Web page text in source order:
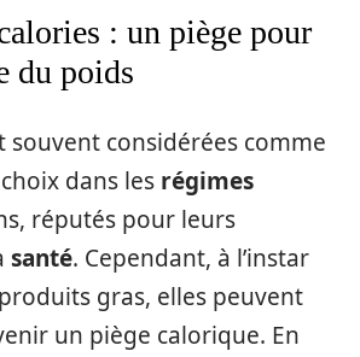
: un piège pour
du poids
souvent considérées comme
dans les régimes
réputés pour leurs
santé. Cependant, à l’instar
gras, elles peuvent
un piège calorique. En